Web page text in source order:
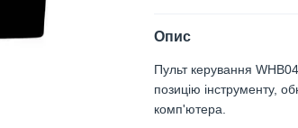
Опис
Пульт керування
позицію інструменту,
комп'ютера.